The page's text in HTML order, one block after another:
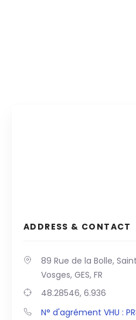
ADDRESS & CONTACT
89 Rue de la Bolle,
Vosges, GES, FR
48.28546, 6.936
N° d'agrément VHU :